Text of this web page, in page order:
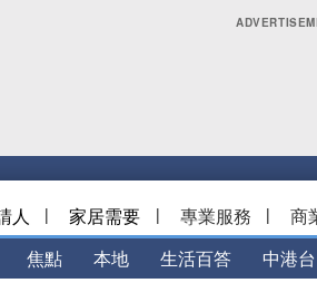
人 | 家居需要 | 專業服務 | 商
焦點 本地 生活百答 中港台